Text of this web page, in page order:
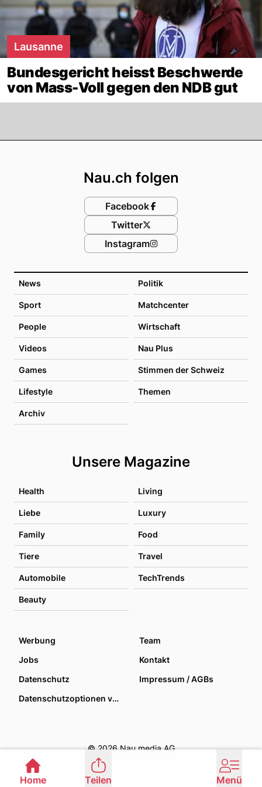
Lausanne
Bundesgericht heisst Beschwerde
von Mass-Voll gegen den NDB gut
News Politik
Sport Matchcenter
People Wirtschaft
Videos Nau Plus
Games Stimmen der Schweiz
Lifestyle Themen
Archiv
Unsere Magazine
Health Living
Liebe Luxury
Family Food
Tiere Travel
Automobile TechTrends
Beauty
Nau.ch folgen
Facebook
Twitter
Instagram
Werbung
Team
Jobs
Kontakt
Datenschutz
Impressum / AGBs
Datenschutzoptionen verwalten
© 2026 Nau media AG
Home Teilen Menü